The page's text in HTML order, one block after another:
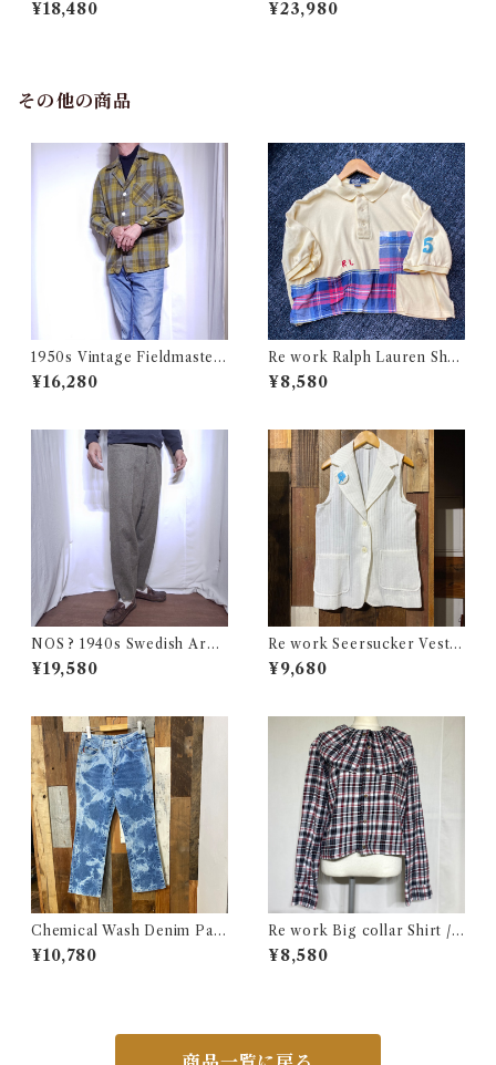
/ チャンピオン リバースウィ
¥18,480
L / チャンピオン リバースウ
¥23,980
その他の商品
1950s Vintage Fieldmaster
Wool Topstar Style Jacket /
USA ヴィンテージ トップスタ
¥16,280
Re work Ralph Lauren Shor
t length Polo shirt / リワー
ク ラルフローレン ショート丈
¥8,580
NOS ? 1940s Swedish Arm
y Wool Pants / デッドストッ
ク？ユーロ ミリタリー スウェ
¥19,580
Re work Seersucker Vest /
リワーク シアサッカー ベスト
古着
¥9,680
Chemical Wash Denim Pant
s / ケミカル デニム パンツ 古
着
¥10,780
Re work Big collar Shirt /
リワーク ビックカラー シャツ
古着
¥8,580